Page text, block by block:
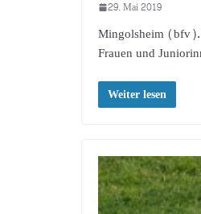
29. Mai 2019
Mingolsheim (bfv).
Frauen und
Weiter lesen